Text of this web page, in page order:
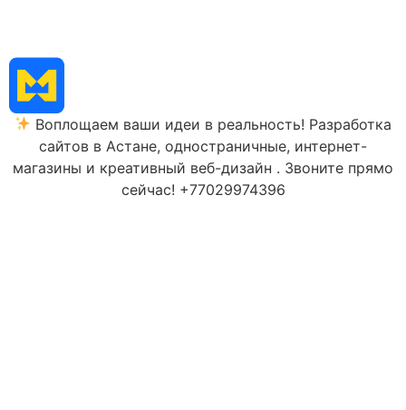
Воплощаем ваши идеи в реальность! Разработка
сайтов в Астане, одностраничные, интернет-
магазины и креативный веб-дизайн . Звоните прямо
сейчас! +77029974396